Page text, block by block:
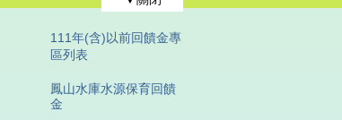
111年(含)以前回饋金專
區列表
鳳山水庫水源保育回饋
金